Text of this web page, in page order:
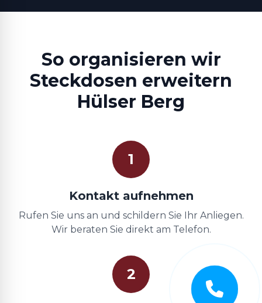
So organisieren wir
Steckdosen erweitern
Hülser Berg
1
Kontakt aufnehmen
Rufen Sie uns an und schildern Sie Ihr Anliegen.
Wir beraten Sie direkt am Telefon.
2